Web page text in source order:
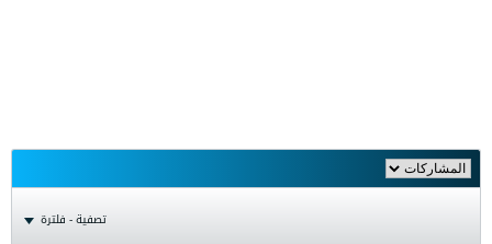
تصفية - فلترة